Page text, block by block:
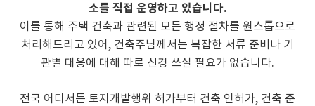
소를 직접 운영하고 있습니다.
이를 통해 주택 건축과 관련된 모든 행정 절차를 원스톱으로
처리해드리고 있어, 건축주님께서는 복잡한 서류 준비나 기
관별 대응에 대해 따로 신경 쓰실 필요가 없습니다.
전국 어디서든 토지개발행위 허가부터 건축 인허가, 건축 준